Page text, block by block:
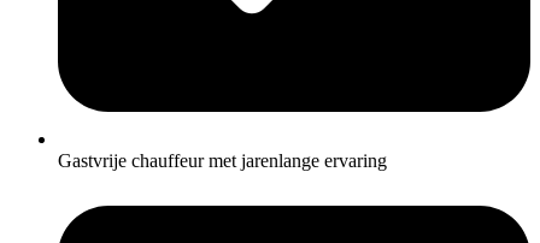
Gastvrije chauffeur met jarenlange ervaring